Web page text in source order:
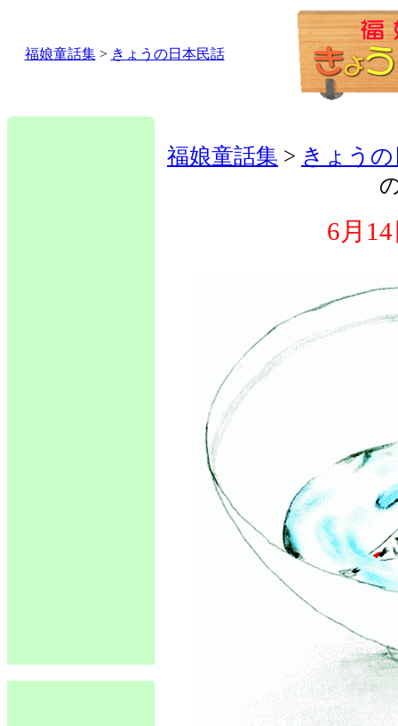
福娘童話集> きょうの日本民話
福娘童話集 > きょう
6月